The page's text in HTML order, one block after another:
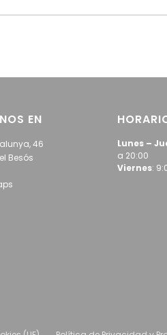
EN
46
Besós
Lunes –
a 20:00
Viernes: